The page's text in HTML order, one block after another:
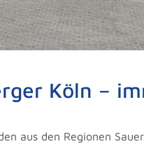
Köln –
aus den Regionen